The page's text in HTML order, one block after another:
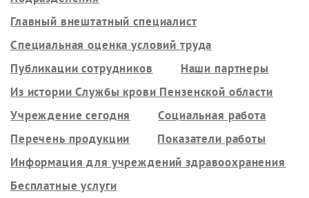
Главный внештатный специалист
Специальная оценка условий труда
Публикации сотрудников
Наши партнеры
Из истории Службы крови Пензенской области
Учреждение сегодня
Социальная работа
Перечень продукции
Показатели работы
Информация для учреждений здравоохранения
Бесплатные услуги